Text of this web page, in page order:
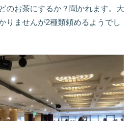
のお茶にするか？聞かれます。大
りませんが2種類頼めるようでし